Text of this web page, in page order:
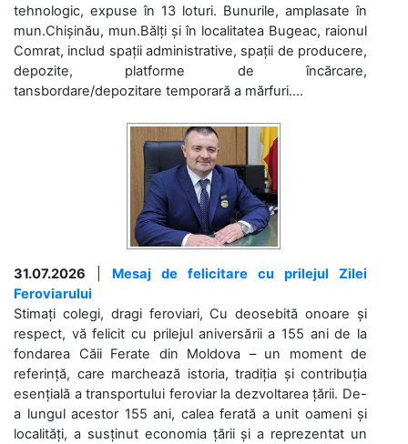
tehnologic, expuse în 13 loturi. Bunurile, amplasate în
mun.Chișinău, mun.Bălți și în localitatea Bugeac, raionul
Comrat, includ spații administrative, spații de producere,
depozite, platforme de încărcare,
tansbordare/depozitare temporară a mărfuri....
31.07.2026
Mesaj de felicitare cu prilejul Zilei
Feroviarului
Stimați colegi, dragi feroviari, Cu deosebită onoare și
respect, vă felicit cu prilejul aniversării a 155 ani de la
fondarea Căii Ferate din Moldova – un moment de
referință, care marchează istoria, tradiția și contribuția
esențială a transportului feroviar la dezvoltarea țării. De-
a lungul acestor 155 ani, calea ferată a unit oameni și
localități, a susținut economia țării și a reprezentat un